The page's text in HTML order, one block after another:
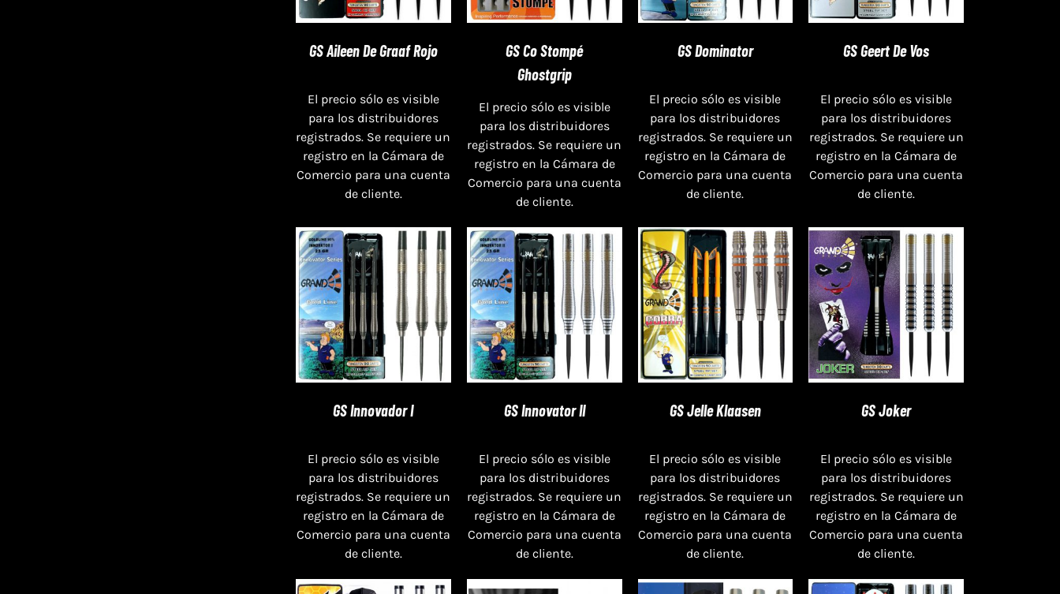
GS Aileen De Graaf Rojo
El precio sólo es visible
para los distribuidores
registrados. Se requiere un
registro en la Cámara de
Comercio para una cuenta
de cliente.
GS Co Stompé
Ghostgrip
El precio sólo es visible
para los distribuidores
registrados. Se requiere un
registro en la Cámara de
Comercio para una cuenta
de cliente.
GS Dominator
El precio sólo es visible
para los distribuidores
registrados. Se requiere un
registro en la Cámara de
Comercio para una cuenta
de cliente.
GS Geert De Vos
El precio sólo es visible
para los distribuidores
registrados. Se requiere un
registro en la Cámara de
Comercio para una cuenta
de cliente.
GS Innovador I
El precio sólo es visible
para los distribuidores
registrados. Se requiere un
registro en la Cámara de
Comercio para una cuenta
de cliente.
GS Innovator II
El precio sólo es visible
para los distribuidores
registrados. Se requiere un
registro en la Cámara de
Comercio para una cuenta
de cliente.
GS Jelle Klaasen
El precio sólo es visible
para los distribuidores
registrados. Se requiere un
registro en la Cámara de
Comercio para una cuenta
de cliente.
GS Joker
El precio sólo es visible
para los distribuidores
registrados. Se requiere un
registro en la Cámara de
Comercio para una cuenta
de cliente.